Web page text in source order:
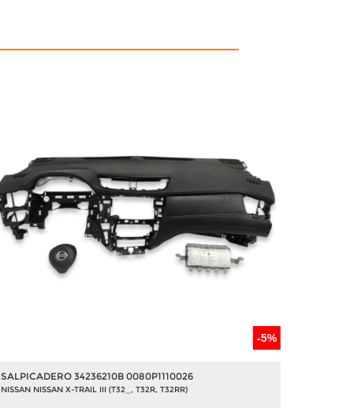
-5%
SALPICADERO 34236210B 0080P1110026
NISSAN NISSAN X-TRAIL III (T32_, T32R, T32RR)